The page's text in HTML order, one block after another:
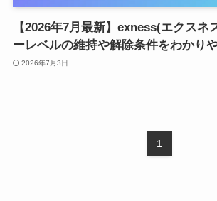
【2026年7月最新】exness(エクスネ
ーレベルの維持や解除条件をわかり
2026年7月3日
1